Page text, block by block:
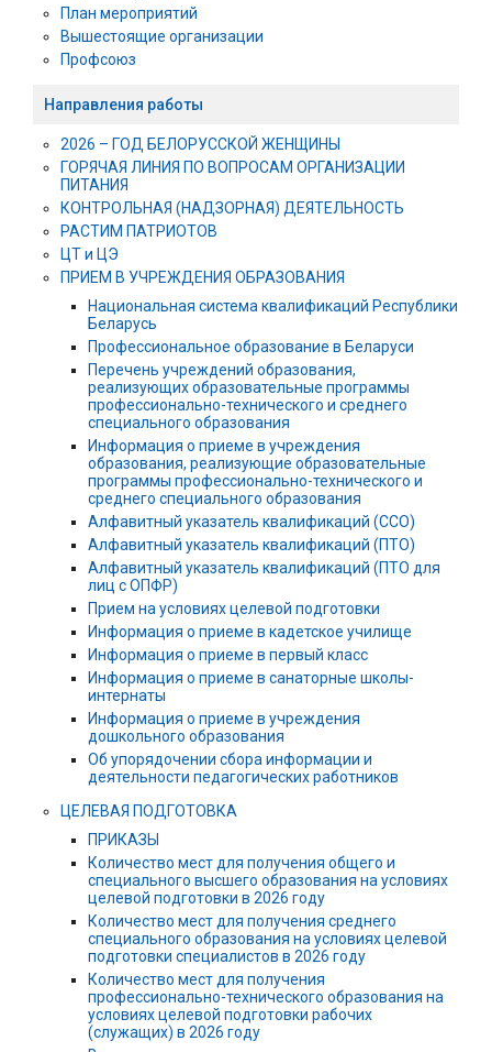
План мероприятий
Вышестоящие организации
Профсоюз
Направления работы
2026 – ГОД БЕЛОРУССКОЙ ЖЕНЩИНЫ
ГОРЯЧАЯ ЛИНИЯ ПО ВОПРОСАМ ОРГАНИЗАЦИИ
ПИТАНИЯ
КОНТРОЛЬНАЯ (НАДЗОРНАЯ) ДЕЯТЕЛЬНОСТЬ
РАСТИМ ПАТРИОТОВ
ЦТ и ЦЭ
ПРИЕМ В УЧРЕЖДЕНИЯ ОБРАЗОВАНИЯ
Национальная система квалификаций Республики
Беларусь
Профессиональное образование в Беларуси
Перечень учреждений образования,
реализующих образовательные программы
профессионально-технического и среднего
специального образования
Информация о приеме в учреждения
образования, реализующие образовательные
программы профессионально-технического и
среднего специального образования
Алфавитный указатель квалификаций (ССО)
Алфавитный указатель квалификаций (ПТО)
Алфавитный указатель квалификаций (ПТО для
лиц с ОПФР)
Прием на условиях целевой подготовки
Информация о приеме в кадетское училище
Информация о приеме в первый класс
Информация о приеме в санаторные школы-
интернаты
Информация о приеме в учреждения
дошкольного образования
Об упорядочении сбора информации и
деятельности педагогических работников
ЦЕЛЕВАЯ ПОДГОТОВКА
ПРИКАЗЫ
Количество мест для получения общего и
специального высшего образования на условиях
целевой подготовки в 2026 году
Количество мест для получения среднего
специального образования на условиях целевой
подготовки специалистов в 2026 году
Количество мест для получения
профессионально-технического образования на
условиях целевой подготовки рабочих
(служащих) в 2026 году